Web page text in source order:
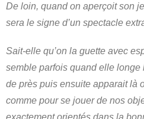
De loin, quand on aperçoit son
sera le signe d’un spectacle
Sait-elle qu’on la guette avec
semble parfois quand elle
de près puis ensuite apparait là
comme pour se jouer de nos
exactement orientés dans la